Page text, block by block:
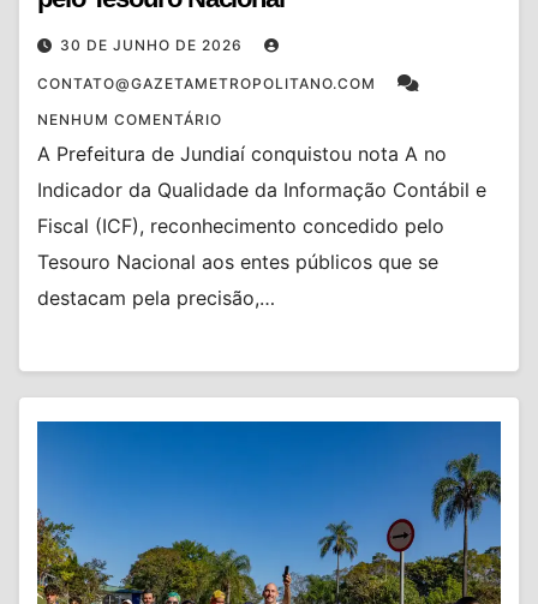
30 DE JUNHO DE 2026
CONTATO@GAZETAMETROPOLITANO.COM
NENHUM COMENTÁRIO
A Prefeitura de Jundiaí conquistou nota A no
Indicador da Qualidade da Informação Contábil e
Fiscal (ICF), reconhecimento concedido pelo
Tesouro Nacional aos entes públicos que se
destacam pela precisão,…